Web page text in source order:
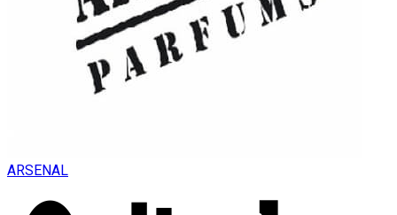
ARSENAL